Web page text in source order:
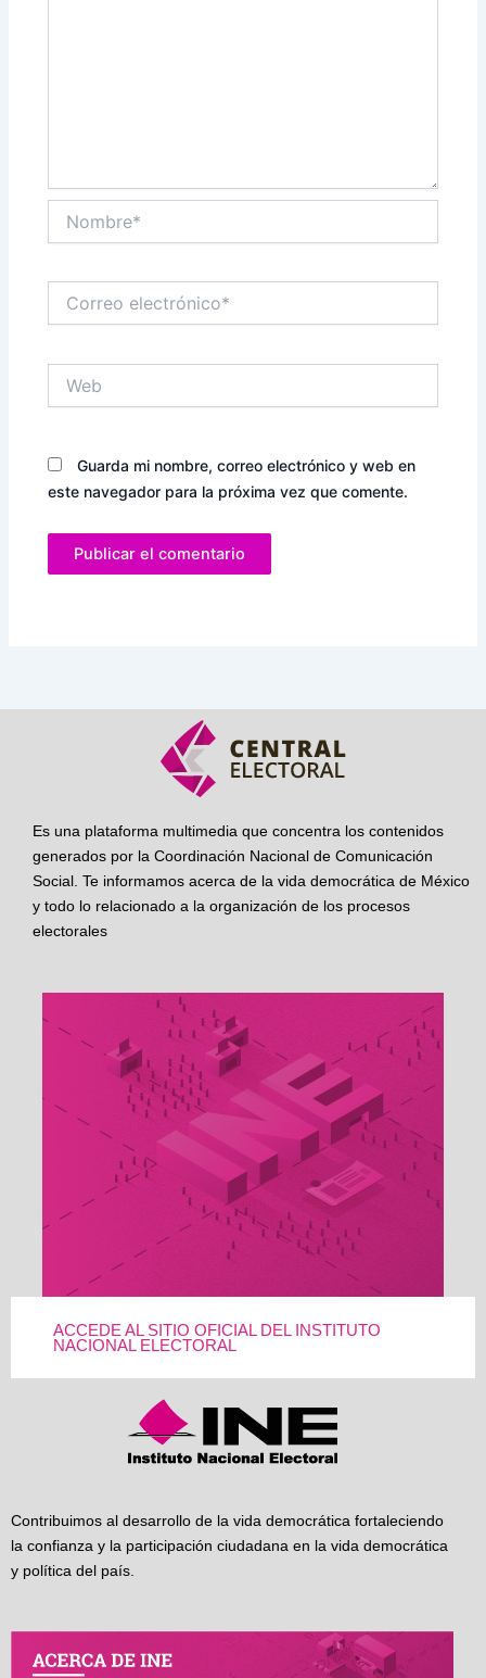
electrónico*
Guarda mi nombre, correo electrónico y web en
este navegador para la próxima vez que comente.
Es una plataforma multimedia que concentra los contenidos
generados por la Coordinación Nacional de Comunicación
Social. Te informamos acerca de la vida democrática de México
y todo lo relacionado a la organización de los procesos
electorales
ACCEDE AL SITIO OFICIAL DEL INSTITUTO
NACIONAL ELECTORAL
Contribuimos al desarrollo de la vida democrática fortaleciendo
la confianza y la participación ciudadana en la vida democrática
y política del país.